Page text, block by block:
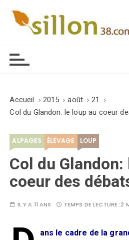
Accueil 2015 août
21
Col du Glandon: le loup au coeur
ALPAGES ÉLEVAGE LOUP
Col du
coeur des
IL Y A 11 ANS TEMPS DE LECTURE :2
ans le cadre de la